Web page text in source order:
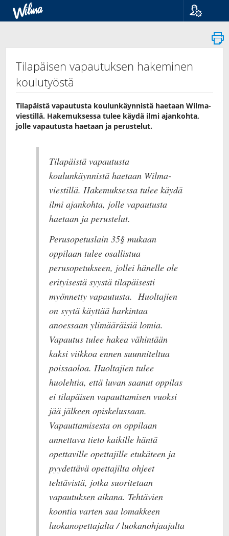
Suomi
Svenska
Tilapäisen vapautuksen hakeminen
koulutyöstä
Tilapäistä vapautusta koulunkäynnistä haetaan Wilma-
viestillä. Hakemuksessa tulee käydä ilmi ajankohta,
jolle vapautusta haetaan ja perustelut.